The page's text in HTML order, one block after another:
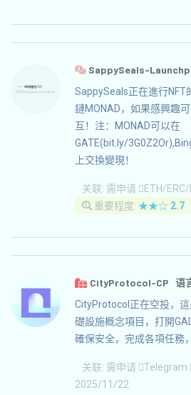
SappySeals-
SappySeals正在進行
鏈MONAD，如果感興趣
互！注：MONAD可以在
GATE(bit.ly/
上交換變現！
关联: 需申请 ETH/ERC/
重要程度: ★★☆ 2.7
CityProtocol-CP 语言
CityProtocol正在空投，
礎設施概念項目，打開
確保安全，完成各項任務
关联: 需申请 Telegram
2025/11/22